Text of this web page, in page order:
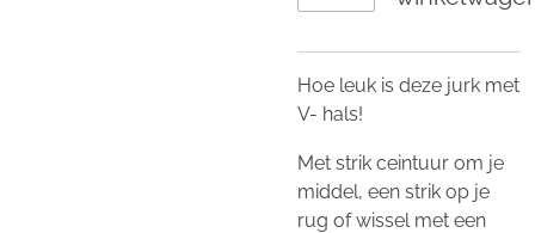
Hoe leuk is deze jurk met
V- hals!
Met strik ceintuur om je
middel, een strik op je
rug of wissel met een